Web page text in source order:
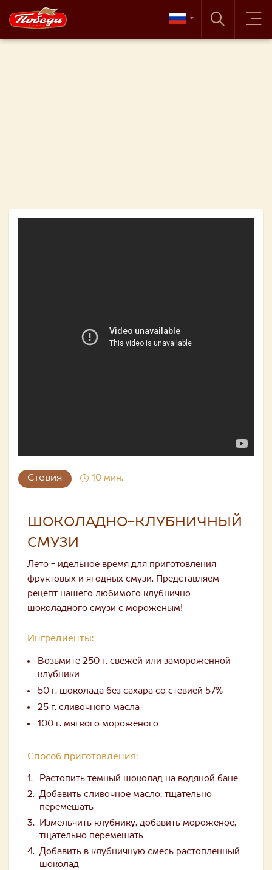
Стевия 10 мин.
ШОКОЛАДНО-КЛУБНИЧНЫЙ
СМУЗИ
Лето - идельное время для приготовления
фруктовых и ягодных смузи. Представляем
рецепт нашего любимого клубнично-
шоколадного смузи с мороженым!
Ингредиенты:
Возьмите 250 г. свежей или замороженной
клубники
50 г. шоколада без сахара со стевией 57%
25 г. сливочного масла
100 г. мягкого мороженого
Способ приготовления:
Растопить темный шоколад на водяной бане
Добавить сливочное масло, тщательно
перемешать
Измельчить клубнику, добавить мороженое,
тщательно перемешать
Добавить в клубничную смесь растопленный
шоколад